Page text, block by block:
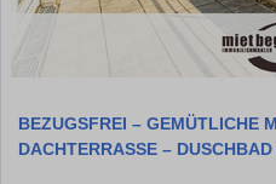
BEZUGSFREI – GEMÜTLICHE
DACHTERRASSE –